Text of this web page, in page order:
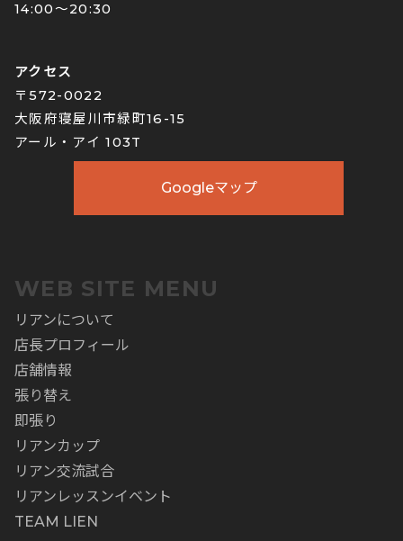
14:00〜20:30
アクセス
〒572-0022
大阪府寝屋川市緑町16-15
アール・アイ 103T
Googleマップ
WEB SITE MENU
リアンについて
店長プロフィール
店舗情報
張り替え
即張り
リアンカップ
リアン交流試合
リアンレッスンイベント
TEAM LIEN